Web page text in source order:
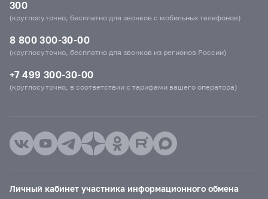
300
(круглосуточно, бесплатно для звонков с мобильных телефонов)
8 800 300-30-00
(круглосуточно, бесплатно для звонков из регионов России)
+7 499 300-30-00
(круглосуточно, в соответствии с тарифами вашего оператора)
Личный кабинет участника информационного обмена